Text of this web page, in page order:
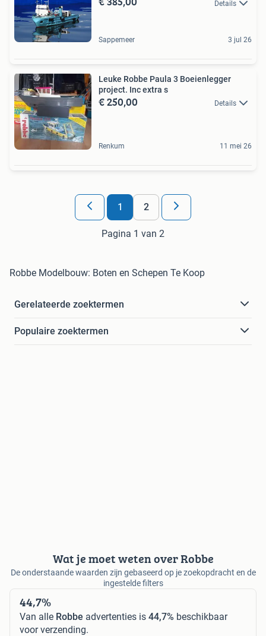
Details
Sappemeer 3 jul 26
Leuke Robbe Paula 3 Boeienlegger
project. Inc extra s
€ 250,00 Details
Renkum 11 mei 26
1 2
Pagina 1 van 2
Robbe Modelbouw: Boten en Schepen Te Koop
Gerelateerde zoektermen
Populaire zoektermen
Wat je moet weten over Robbe
De onderstaande waarden zijn gebaseerd op je zoekopdracht en de
ingestelde filters
44,7%
Van alle Robbe advertenties is 44,7% beschikbaar
voor verzending.